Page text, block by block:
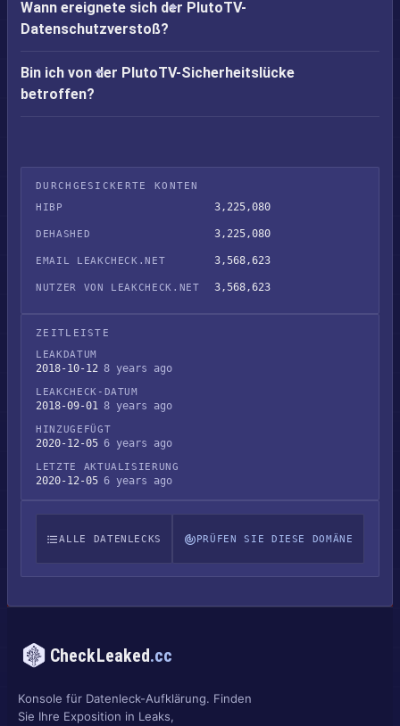
Wann ereignete sich der PlutoTV-
Datenschutzverstoß?
Bin ich von der PlutoTV-Sicherheitslücke
betroffen?
DURCHGESICKERTE KONTEN
HIBP
3,225,080
DEHASHED 3,225,080
EMAIL LEAKCHECK.NET 3,568,623
NUTZER VON LEAKCHECK.NET 3,568,623
ZEITLEISTE
LEAKDATUM
2018-10-12 8 years ago
LEAKCHECK-DATUM
2018-09-01 8 years ago
HINZUGEFÜGT
2020-12-05 6 years ago
LETZTE AKTUALISIERUNG
2020-12-05 6 years ago
ALLE DATENLECKS PRÜFEN SIE DIESE DOMÄNE
CheckLeaked.cc
Konsole für Datenleck-Aufklärung. Finden
Sie Ihre Exposition in Leaks,